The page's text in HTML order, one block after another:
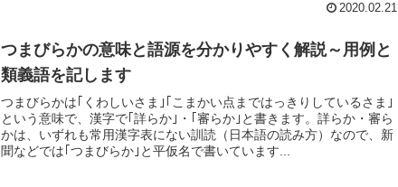
2020.02.21
つまびらかの意味と語源を分かりやすく解説～用例と
類義語を記します
つまびらかは｢くわしいさま｣｢こまかい点まではっきりしているさま｣
という意味で、漢字で｢詳らか｣・｢審らか｣と書きます。詳らか・審ら
かは、いずれも常用漢字表にない訓読（日本語の読み方）なので、新
聞などでは｢つまびらか｣と平仮名で書いています...